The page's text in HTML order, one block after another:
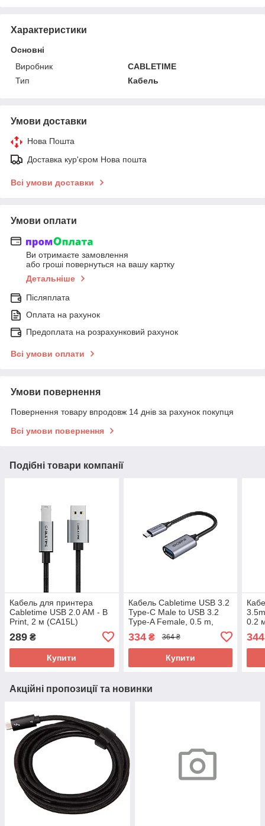
Характеристики
Основні
Виробник
CABLETIME
Тип
Кабель
Умови доставки
Нова Пошта
Доставка кур'єром Нова пошта
Всі умови доставки
Умови оплати
Ви отримаєте замовлення
або гроші повернуться на вашу картку
Детальніше
Післяплата
Оплата на рахунок
Предоплата на розрахунковий рахунок
Всі умови оплати
Умови повернення
Повернення товару впродовж 14 днів за рахунок покупця
Всі умови повернення
Подібні товари компанії
Кабель для принтера
Cabletime USB 2.0 AM - B
Print, 2 м (CA15L)
289 ₴
Купити
Кабель Cabletime USB 3.2
Type-C Male to USB 3.2
Type-A Female, 0.5 m,
334₴ 364 ₴
Купити
0.2
344
Акційні пропозиції та новинки